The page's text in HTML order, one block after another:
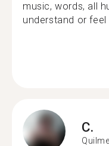
music, words, all
understand or feel
C.